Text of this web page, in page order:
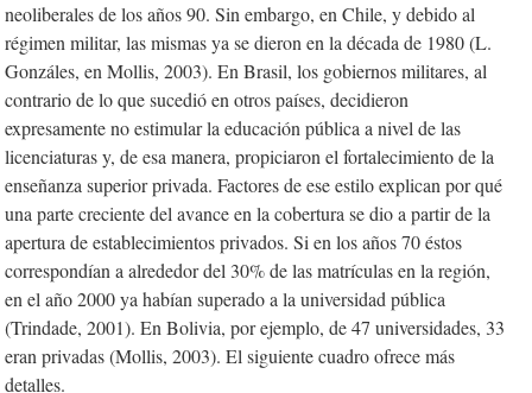
neoliberales de los años 90. Sin embargo, en Chile, y debido al
régimen militar, las mismas ya se dieron en la década de 1980 (L.
Gonzáles, en Mollis, 2003). En Brasil, los gobiernos militares, al
contrario de lo que sucedió en otros países, decidieron
expresamente no estimular la educación pública a nivel de las
licenciaturas y, de esa manera, propiciaron el fortalecimiento de la
enseñanza superior privada. Factores de ese estilo explican por qué
una parte creciente del avance en la cobertura se dio a partir de la
apertura de establecimientos privados. Si en los años 70 éstos
correspondían a alrededor del 30% de las matrículas en la región,
en el año 2000 ya habían superado a la universidad pública
(Trindade, 2001). En Bolivia, por ejemplo, de 47 universidades, 33
eran privadas (Mollis, 2003). El siguiente cuadro ofrece más
detalles.